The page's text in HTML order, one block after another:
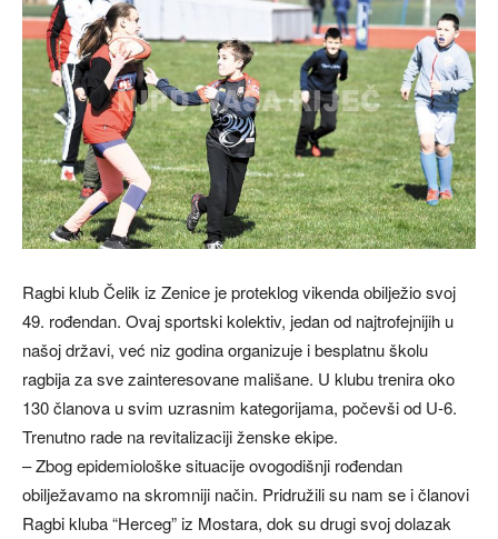
Ragbi klub Čelik iz Zenice je proteklog vikenda obilježio svoj
49. rođendan. Ovaj sportski kolektiv, jedan od najtrofejnijih u
našoj državi, već niz godina organizuje i besplatnu školu
ragbija za sve zainteresovane mališane. U klubu trenira oko
130 članova u svim uzrasnim kategorijama, počevši od U-6.
Trenutno rade na revitalizaciji ženske ekipe.
– Zbog epidemiološke situacije ovogodišnji rođendan
obilježavamo na skromniji način. Pridružili su nam se i članovi
Ragbi kluba “Herceg” iz Mostara, dok su drugi svoj dolazak